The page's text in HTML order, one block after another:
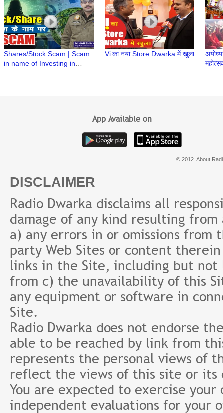
Shares/Stock Scam | Scam
in name of Investing in
Vi का नया Store Dwarka में खुला
App Available on
© 2012. About
DISCLAIMER
Radio Dwarka disclaims all
damage of any kind resulting
a) any errors in or omissions
party Web Sites or content
links in the Site, including but
from c) the unavailability of this
any equipment or software in
Site.
Radio Dwarka does not endorse
able to be reached by link from
represents the personal views of
reflect the views of this site or its
You are expected to exercise
independent evaluations for your